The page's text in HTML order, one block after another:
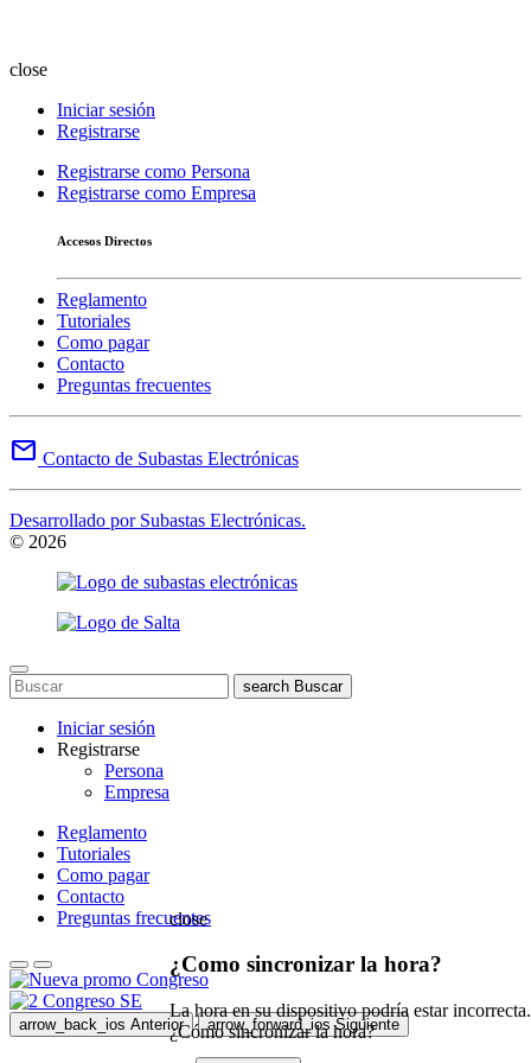
close
Iniciar sesión
Registrarse
Registrarse como Persona
Registrarse como Empresa
Accesos Directos
Reglamento
Tutoriales
Como pagar
Contacto
Preguntas frecuentes
mail Contacto de Subastas Electrónicas
Desarrollado por Subastas Electrónicas.
© 2026
search Buscar
Iniciar sesión
Registrarse
Persona
Empresa
Reglamento
Tutoriales
Como pagar
Contacto
Preguntas frecuentes
arrow_back_ios Anterior arrow_forward_ios Siguiente
close
¿Como sincronizar la hora?
La hora en su dispositivo podría estar incorrecta.
¿Cómo sincronizar la hora?